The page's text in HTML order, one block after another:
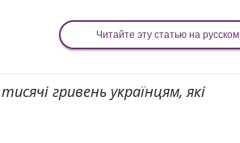
Читайте эту статью на русском
гривень українцям, які